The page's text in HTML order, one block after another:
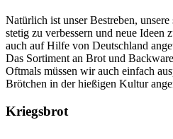
Natürlich ist unser Bestreben,
stetig zu verbessern und neue
auch auf Hilfe von Deutschland
Das Sortiment an Brot und
Oftmals müssen wir auch einfach
Brötchen in der hießigen Kultur
Kriegsbrot